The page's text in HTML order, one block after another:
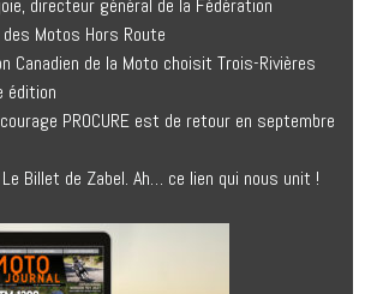
des Motos Hors Route
Canadien de la Moto choisit Trois-Rivières
édition
PROCURE est de retour en septembre
Billet de Zabel. Ah… ce lien qui nous unit !